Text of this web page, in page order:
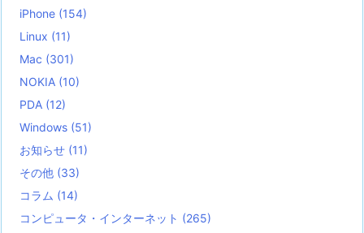
iPhone (154)
Linux (11)
Mac (301)
NOKIA (10)
PDA (12)
Windows (51)
お知らせ (11)
その他 (33)
コラム (14)
コンピュータ・インターネット (265)